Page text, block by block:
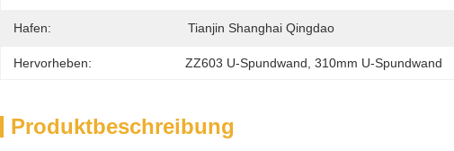
Hafen: Tianjin Shanghai Qingdao
Hervorheben: ZZ603 U-Spundwand , 310mm U-Spundwand
Produktbeschreibung